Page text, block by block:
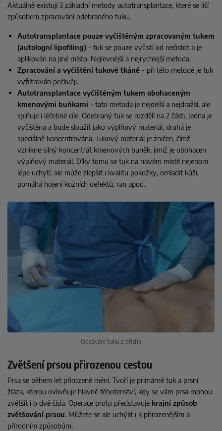
Aktuálně existují 3 základní metody autotransplantace, které se liší
způsobem zpracování odebraného tuku.
Autotransplantace pouze vyčištěným zpracovaným tukem
(autologní lipofiling) - tuk se pouze vyčistí od nečistot a je
aplikován na jiné místo. Nejlevnější a nejrychlejší metoda.
Zpracování a vyčištění tukové tkáně - při této metodě je tuk
vyfiltrován pečlivěji.
Autotransplantace vyčištěným tukem obohaceným
kmenovými buňkami - tato metoda je nejdelší a nejdražší, ale
splňuje i léčebné cíle. Odebraný tuk se rozdělí na 2 části. Jedna je
vyčištěna a bude sloužit jako výplňový materiál, druhá je
speciálně koncentrována. Tukový materiál je zničen, čímž
vznikne silný koncentrát kmenových buněk, jimiž je obohacen
výplňový materiál. Díky tomu se tuk na novém místě nejenom
lépe uchytí, ale může zlepšit i kvalitu pokožky, omladit kůži,
pomáhá hojení kožních defektů, ran apod.
Odsávání tuku z břicha
Zvětšení prsou přirozenou cestou
Prsa se během let přirozeně mění. Tvoří je primárně tuk a prsní
žláza, kterou ovlivňuje hlavně těhotenství, kdy se vám prsa mohou
zvětšit i o dvě čísla. Operace proto představuje krajní způsob
zvětšování prsou. Můžete se ale uchýlit i k přirozenějším a
přírodním způsobům.